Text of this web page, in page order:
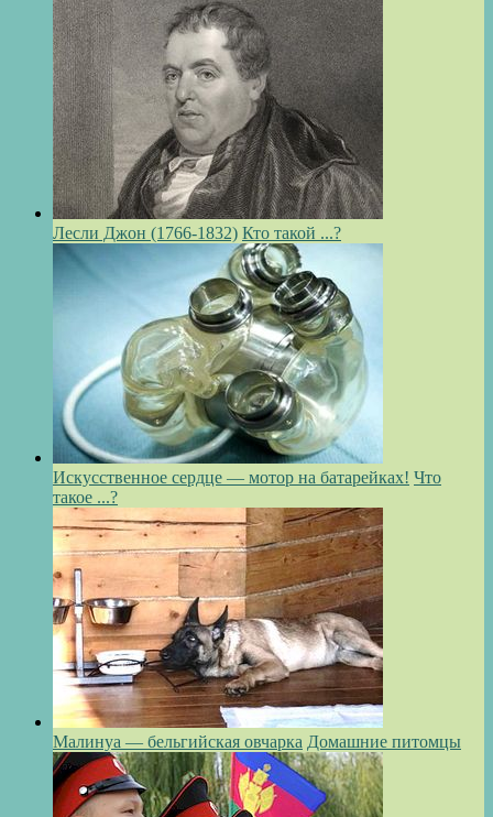
Лесли Джон (1766-1832) Кто такой ...?
Искусственное сердце — мотор на батарейках! Что
такое ...?
Малинуа — бельгийская овчарка Домашние питомцы